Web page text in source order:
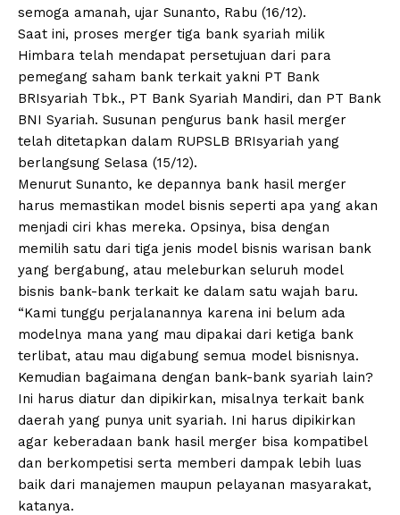
semoga amanah, ujar Sunanto, Rabu (16/12).
Saat ini, proses merger tiga bank syariah milik
Himbara telah mendapat persetujuan dari para
pemegang saham bank terkait yakni PT Bank
BRIsyariah Tbk., PT Bank Syariah Mandiri, dan PT Bank
BNI Syariah. Susunan pengurus bank hasil merger
telah ditetapkan dalam RUPSLB BRIsyariah yang
berlangsung Selasa (15/12).
Menurut Sunanto, ke depannya bank hasil merger
harus memastikan model bisnis seperti apa yang akan
menjadi ciri khas mereka. Opsinya, bisa dengan
memilih satu dari tiga jenis model bisnis warisan bank
yang bergabung, atau meleburkan seluruh model
bisnis bank-bank terkait ke dalam satu wajah baru.
“Kami tunggu perjalanannya karena ini belum ada
modelnya mana yang mau dipakai dari ketiga bank
terlibat, atau mau digabung semua model bisnisnya.
Kemudian bagaimana dengan bank-bank syariah lain?
Ini harus diatur dan dipikirkan, misalnya terkait bank
daerah yang punya unit syariah. Ini harus dipikirkan
agar keberadaan bank hasil merger bisa kompatibel
dan berkompetisi serta memberi dampak lebih luas
baik dari manajemen maupun pelayanan masyarakat,
katanya.